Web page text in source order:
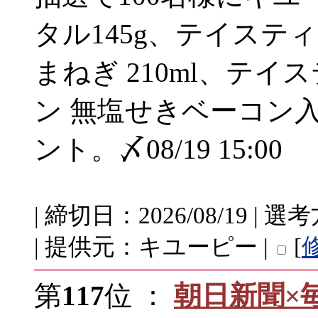
タル145g、テイステ
まねぎ 210ml、テイ
ン 無塩せきベーコン
ント。〆08/19 15:00
| 締切日：2026/08/19 | 選
| 提供元：キユーピー |
[
第117位 ： 朝日新聞×